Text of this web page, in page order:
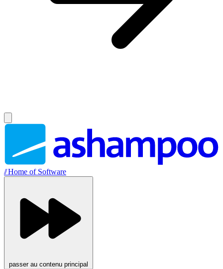
//Home of Software
passer au contenu principal